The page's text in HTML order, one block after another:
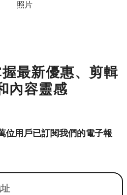
照片
最新優惠、剪輯
內容靈感
位用戶已訂閱我們的電子報